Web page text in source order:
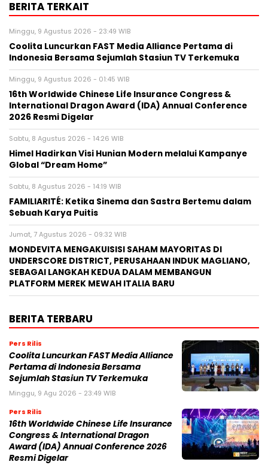
BERITA TERKAIT
Minggu, 9 Agustus 2026 - 23:49 WIB
Coolita Luncurkan FAST Media Alliance Pertama di
Indonesia Bersama Sejumlah Stasiun TV Terkemuka
Minggu, 9 Agustus 2026 - 01:45 WIB
16th Worldwide Chinese Life Insurance Congress &
International Dragon Award (IDA) Annual Conference
2026 Resmi Digelar
Sabtu, 8 Agustus 2026 - 14:26 WIB
Himel Hadirkan Visi Hunian Modern melalui Kampanye
Global “Dream Home”
Sabtu, 8 Agustus 2026 - 14:19 WIB
FAMILIARITÉ: Ketika Sinema dan Sastra Bertemu dalam
Sebuah Karya Puitis
Jumat, 7 Agustus 2026 - 09:32 WIB
MONDEVITA MENGAKUISISI SAHAM MAYORITAS DI
UNDERSCORE DISTRICT, PERUSAHAAN INDUK MAGLIANO,
SEBAGAI LANGKAH KEDUA DALAM MEMBANGUN
PLATFORM MEREK MEWAH ITALIA BARU
BERITA TERBARU
Pers Rilis
Coolita Luncurkan FAST Media Alliance
Pertama di Indonesia Bersama
Sejumlah Stasiun TV Terkemuka
Minggu, 9 Agu 2026 - 23:49 WIB
Pers Rilis
16th Worldwide Chinese Life Insurance
Congress & International Dragon
Award (IDA) Annual Conference 2026
Resmi Digelar